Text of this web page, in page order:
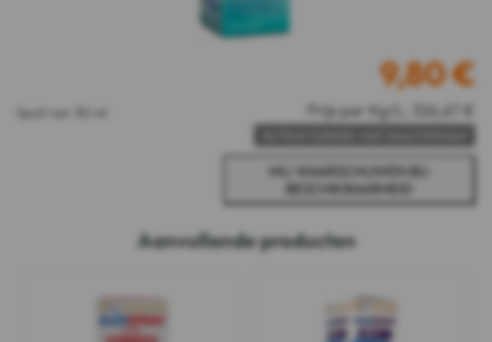
Spuit van 30 ml
9,80€
Prijs per Kg/L: 326,67 €
Aanvullende producten